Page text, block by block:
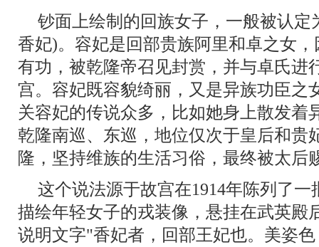
钞面上绘制的回族女子，一般被认
香妃)。容妃是回部贵族阿里和卓之女
有功，被乾隆帝召见封赏，并与卓氏进
宫。容妃既容貌绮丽，又是异族功臣之
关容妃的传说众多，比如她身上散发着
乾隆南巡、东巡，地位仅次于皇后和贵
隆，坚持维族的生活习俗，最终被太后
这个说法源于故宫在1914年陈列了
描绘年轻女子的戎装像，悬挂在武英殿
说明文字"香妃者，回部王妃也。美姿